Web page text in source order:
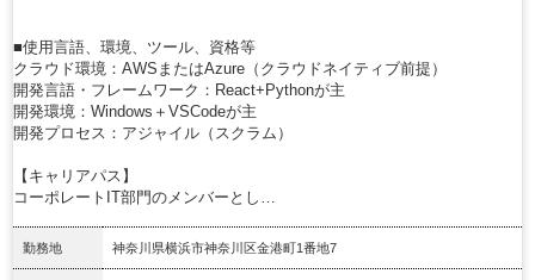
■使用言語、環境、ツール、資格等
クラウド環境：AWSまたはAzure（クラウドネイティブ前提）
開発言語・フレームワーク：React+Pythonが主
開発環境：Windows＋VSCodeが主
開発プロセス：アジャイル（スクラム）
【キャリアパス】
コーポレートIT部門のメンバーとし…
勤務地 神奈川県横浜市神奈川区金港町1番地7